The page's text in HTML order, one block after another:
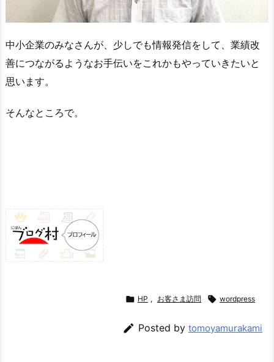
中小企業のみなさんが、少しでも情報発信をして、業績改
善につながるようなお手伝いをこれかもやっていきたいと
思います。
そんなところで。
 HP , お客さま訪問  wordpress
 Posted by tomoyamurakami